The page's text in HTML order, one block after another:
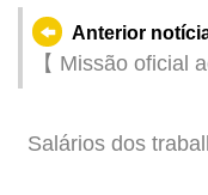
Anterior
【 Missão oficial
âmbito da
participação na
Salários dos